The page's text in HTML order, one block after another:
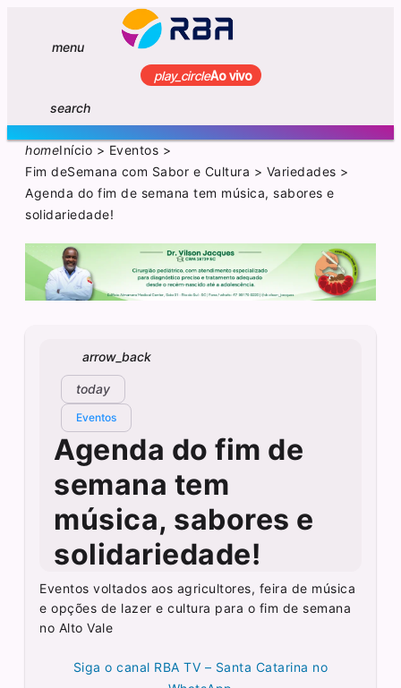
menu
play_circleAo vivo
search
homeInício > Eventos >
Fim deSemana com Sabor e Cultura > Variedades >
Agenda do fim de semana tem música, sabores e
solidariedade!
arrow_back
today
Eventos
Agenda do fim de
semana tem
música, sabores e
solidariedade!
Eventos voltados aos agricultores, feira de música
e opções de lazer e cultura para o fim de semana
no Alto Vale
Siga o canal RBA TV – Santa Catarina no